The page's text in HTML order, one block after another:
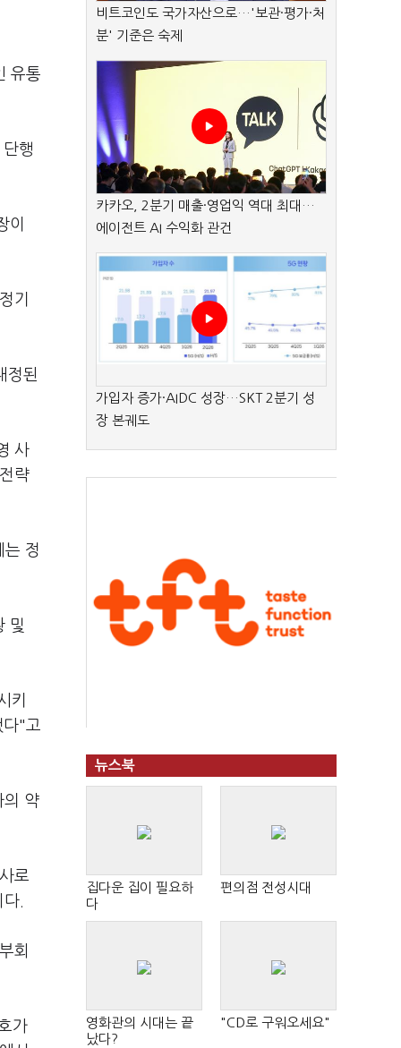
유통
행
이
기
정된
사
략
는 정
및
키
다"고
의 약
로
.
회
가
비트코인도 국가자산으로…'보관·평가·처
분' 기준은 숙제
카카오, 2분기 매출·영업익 역대 최대…
에이전트 AI 수익화 관건
가입자 증가·AIDC 성장…SKT 2분기 성
장 본궤도
뉴스북
집다운 집이 필요하
다
편의점 전성시대
영화관의 시대는 끝
났다?
"CD로 구워오세요"